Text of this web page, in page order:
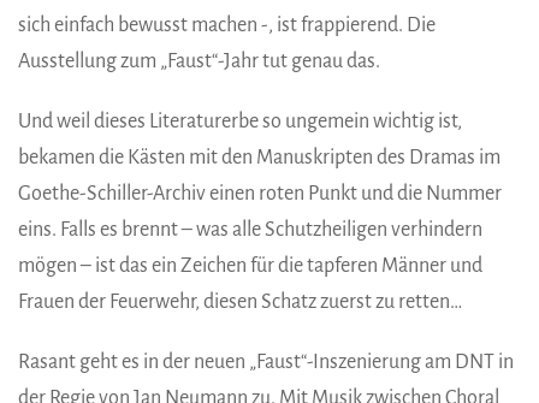
sich einfach bewusst machen -, ist frappierend. Die
Ausstellung zum „Faust“-Jahr tut genau das.
Und weil dieses Literaturerbe so ungemein wichtig ist,
bekamen die Kästen mit den Manuskripten des Dramas im
Goethe-Schiller-Archiv einen roten Punkt und die Nummer
eins. Falls es brennt – was alle Schutzheiligen verhindern
mögen – ist das ein Zeichen für die tapferen Männer und
Frauen der Feuerwehr, diesen Schatz zuerst zu retten…
Rasant geht es in der neuen „Faust“-Inszenierung am DNT in
der Regie von Jan Neumann zu. Mit Musik zwischen Choral